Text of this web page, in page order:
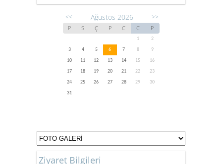
<< Ağustos 2026 >>
P S Ç P C C P
1
2
3
4 5 6 7 8
9
10
11 12 13 14 15
16
17
18 19 20 21 22
23
24
25 26 27 28 29
30
31
Ziyaret Bilgileri